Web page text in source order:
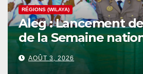
RÉGIONS (WILAYA)
Aleg : Lancement
de la Semaine
l’Arbre au niveau de
du Brakna
AOÛT 3, 2026